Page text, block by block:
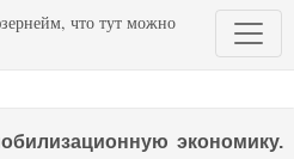
что тут можно
экономику.